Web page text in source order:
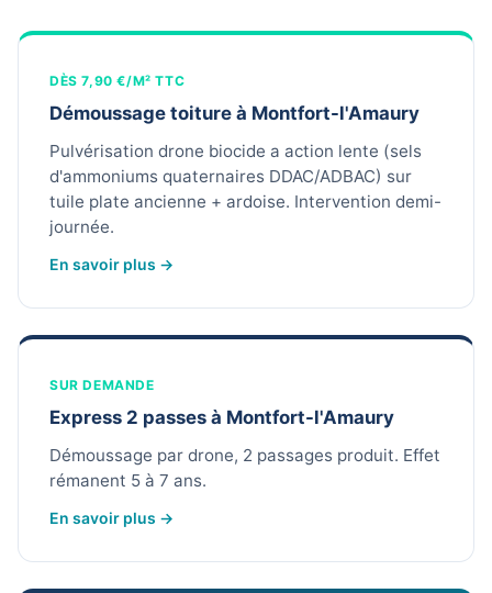
DÈS 7,90 €/M² TTC
Démoussage toiture à Montfort-l'Amaury
Pulvérisation drone biocide a action lente (sels
d'ammoniums quaternaires DDAC/ADBAC) sur
tuile plate ancienne + ardoise. Intervention demi-
journée.
En savoir plus →
SUR DEMANDE
Express 2 passes à Montfort-l'Amaury
Démoussage par drone, 2 passages produit. Effet
rémanent 5 à 7 ans.
En savoir plus →